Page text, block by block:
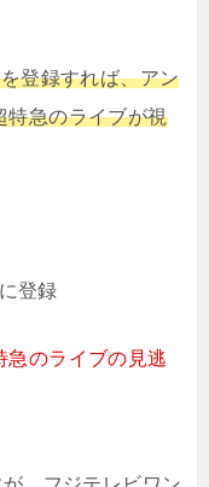
登録すれば、アン
特急のライブが視
登録
急のライブの見逃